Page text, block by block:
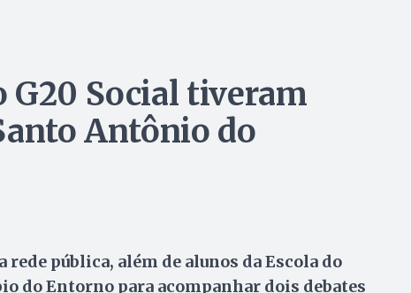
G20 Social tiveram
Antônio do
pública, além de alunos da Escola do
do Entorno para acompanhar dois debates